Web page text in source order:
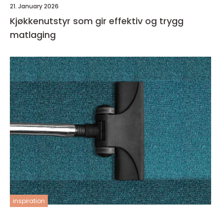
21. January 2026
Kjøkkenutstyr som gir effektiv og trygg
matlaging
inspiration